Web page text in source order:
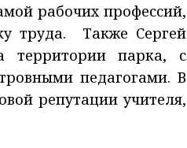
рабочих профессий,
труда. Также Сергей
территории парка, с
педагогами. В
репутации учителя,